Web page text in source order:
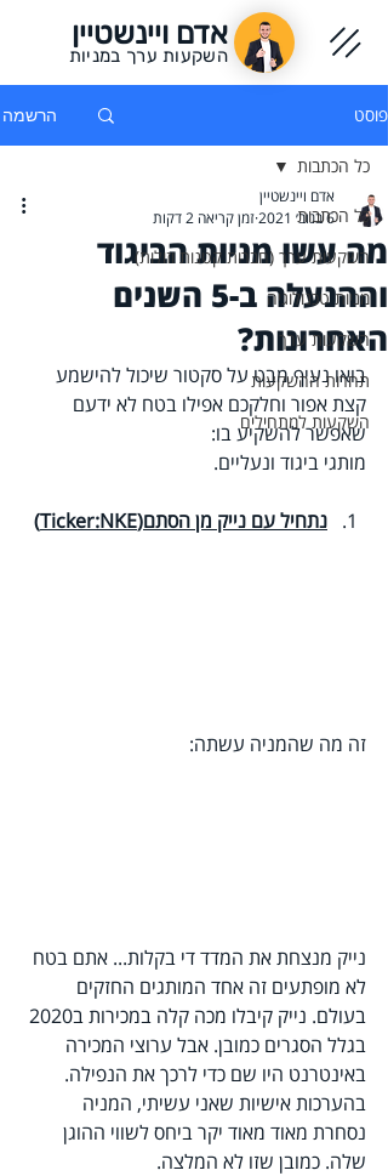
השקעות ערך במניות
אדם ויינשטיין
פוסט הרשמה
כל הכתבות
השקעות ערך (חברות קטנות וזולות)
מניות טכנולוגיה
השקעות ערך
תחרות ההשקעות
השקעות למתחילים
כל הכתבות
מה עשו מניות הביגוד
וההנעלה ב-5 השנים
האחרונות?
אדם ויינשטיין
6 בנוב׳ 2021
זמן קריאה 2 דקות
בואו נעיף מבט על סקטור שיכול להישמע
קצת אפור וחלקכם אפילו בטח לא ידעם
שאפשר להשקיע בו:
מותגי ביגוד ונעליים.
נתחיל עם נייק מן הסתם(Ticker:NKE)
זה מה שהמניה עשתה:
נייק מנצחת את המדד די בקלות... אתם בטח
לא מופתעים זה אחד המותגים החזקים
בגלל הסגרים כמובן. אבל ערוצי המכירה
באינטרנט היו שם כדי לרכך את הנפילה.
בהערכות אישיות שאני עשיתי, המניה
נסחרת מאוד מאוד יקר ביחס לשווי ההוגן
שלה. כמובן שזו לא המלצה.